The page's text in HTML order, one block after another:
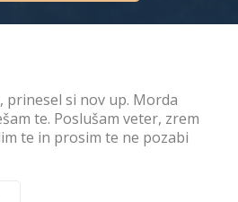
prinesel si nov up. Morda
te. Poslušam veter, zrem
te in prosim te ne pozabi